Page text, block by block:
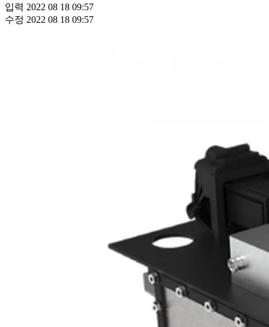
입력 2022 08 18 09:57
수정 2022 08 18 09:57